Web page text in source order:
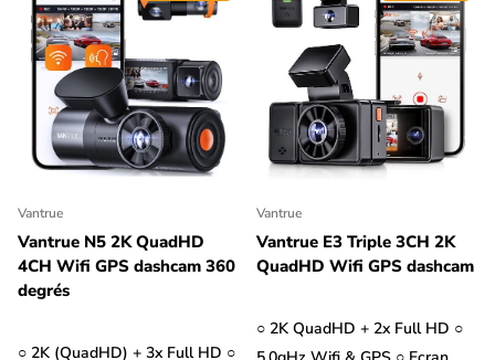
Vantrue
Vantrue N5 2K QuadHD
4CH Wifi GPS dashcam 360
degrés
○ 2K (QuadHD) + 3x Full HD ○
Vantrue
Vantrue E3 Triple 3CH 2K
QuadHD Wifi GPS dashcam
○ 2K QuadHD + 2x Full HD ○